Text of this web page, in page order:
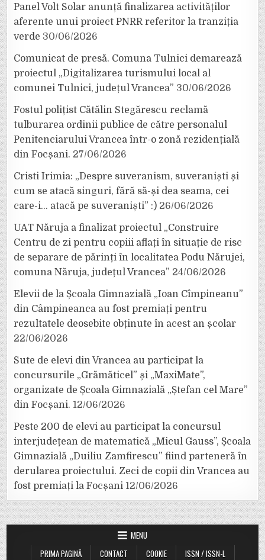
Panel Volt Solar anunță finalizarea activităților
aferente unui proiect PNRR referitor la tranziția
verde 30/06/2026
Comunicat de presă. Comuna Tulnici demarează
proiectul „Digitalizarea turismului local al
comunei Tulnici, județul Vrancea” 30/06/2026
Fostul polițist Cătălin Stegărescu reclamă
tulburarea ordinii publice de către personalul
Penitenciarului Vrancea într-o zonă rezidențială
din Focșani. 27/06/2026
Cristi Irimia: „Despre suveranism, suveraniști și
cum se atacă singuri, fără să-și dea seama, cei
care-i… atacă pe suveraniști” :) 26/06/2026
UAT Năruja a finalizat proiectul „Construire
Centru de zi pentru copiii aflați în situație de risc
de separare de părinți în localitatea Podu Nărujei,
comuna Năruja, județul Vrancea” 24/06/2026
Elevii de la Școala Gimnazială „Ioan Cîmpineanu”
din Câmpineanca au fost premiați pentru
rezultatele deosebite obținute în acest an școlar
22/06/2026
Sute de elevi din Vrancea au participat la
concursurile „Grămăticel” și „MaxiMate”,
organizate de Școala Gimnazială „Ștefan cel Mare”
din Focșani. 12/06/2026
Peste 200 de elevi au participat la concursul
interjudețean de matematică „Micul Gauss”, Școala
Gimnazială „Duiliu Zamfirescu” fiind parteneră în
derularea proiectului. Zeci de copii din Vrancea au
fost premiați la Focșani 12/06/2026
MENU
PRIMA PAGINĂ
CONTACT COOKIE
ISSN / ISSN-L